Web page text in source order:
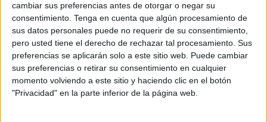
cambiar sus preferencias antes de otorgar o negar su
consentimiento. Tenga en cuenta que algún procesamiento de
sus datos personales puede no requerir de su consentimiento,
pero usted tiene el derecho de rechazar tal procesamiento. Sus
preferencias se aplicarán solo a este sitio web. Puede cambiar
sus preferencias o retirar su consentimiento en cualquier
momento volviendo a este sitio y haciendo clic en el botón
"Privacidad" en la parte inferior de la página web.
asintomáticos ha sido del 40%.
Por otro lado, elHospitalregistra dos pacientes menos,
pasando de 30 a 28, aunque hay que destacar que una de
las personas que ya no está en el clínico de Loma
Colmenares el último fallecido, un varón de 60 años
que se encontraba en la UCI. Con estos nuevos datos,